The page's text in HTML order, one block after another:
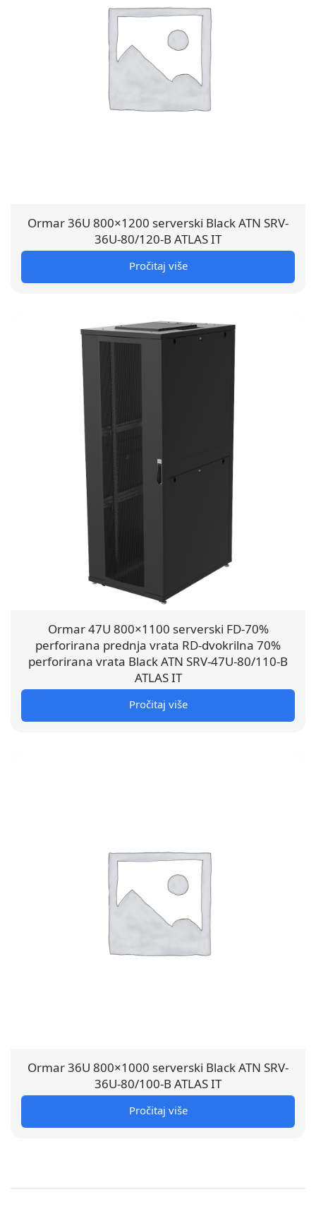
Ormar 36U 800×1200 serverski Black ATN SRV-
36U-80/120-B ATLAS IT
Pročitaj više
Ormar 47U 800×1100 serverski FD-70%
perforirana prednja vrata RD-dvokrilna 70%
perforirana vrata Black ATN SRV-47U-80/110-B
ATLAS IT
Pročitaj više
Ormar 36U 800×1000 serverski Black ATN SRV-
36U-80/100-B ATLAS IT
Pročitaj više